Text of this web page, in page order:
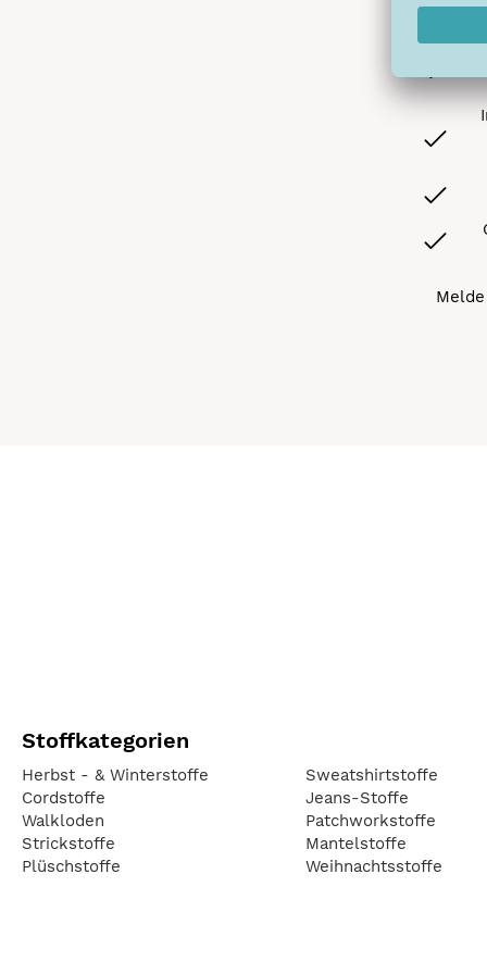
Stoffkategorien
Herbst - & Winterstoffe
Cordstoffe
Walkloden
Strickstoffe
Plüschstoffe
Sweatshirtstoffe
Jeans-Stoffe
Patchworkstoffe
Mantelstoffe
Weihnachtsstoffe